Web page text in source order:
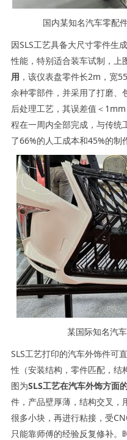
国内某知名汽车零配
因SLS工艺具备大尺寸零件生
性能，特别适合装车试制，上
用 ，该仪表盘零件长2m，宽
余种零部件，并采用了打磨、
后处理工艺，其误差值＜
程在一周内全部完成，与传统
了66%的人工成本和45%的制
某国际知名汽
SLS工艺打印的汽车外饰件可
性（安装结构，零件匹配，结
图为SLS工艺在汽车外饰方面
件，产品壁厚薄，结构交叉，
很多小块，再进行粘接，受
只能靠师傅的经验反复修补。